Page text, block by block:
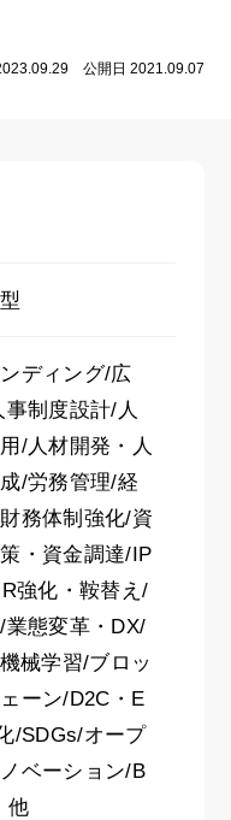
公開日 2021.09.07
ディング/広
事制度設計/人
/人材開発・人
/労務管理/経
務体制強化/資
・資金調達/IP
強化・鞍替え/
業態変革・DX/
械学習/ブロッ
ーン/D2C・E
/SDGs/オープ
ベーション/B